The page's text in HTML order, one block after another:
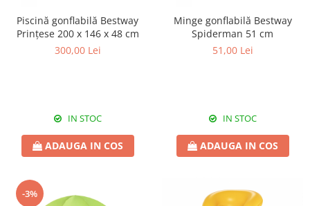
Piscină gonflabilă Bestway
Prințese 200 x 146 x 48 cm
300,00 Lei
IN STOC
ADAUGA IN COS
Minge gonflabilă Bestway
Spiderman 51 cm
51,00 Lei
IN STOC
ADAUGA IN COS
-3%